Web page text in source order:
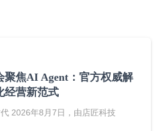
聚焦AI Agent：官方权威解
经营新范式
2026年8月7日，由店匠科技